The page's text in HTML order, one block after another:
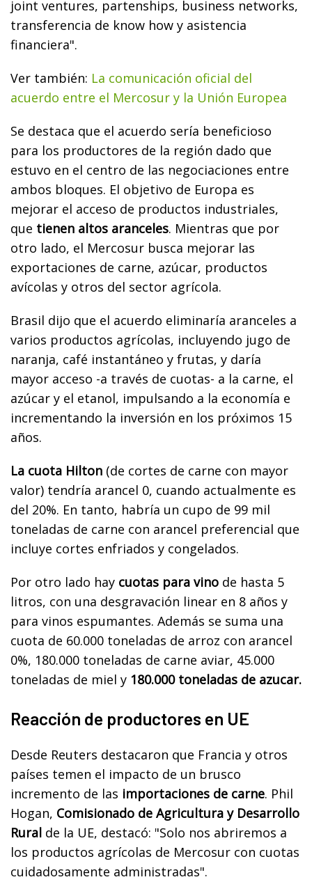
joint ventures, partenships, business networks,
transferencia de know how y asistencia
financiera".
Ver también: La comunicación oficial del
acuerdo entre el Mercosur y la Unión Europea
Se destaca que el acuerdo sería beneficioso
para los productores de la región dado que
estuvo en el centro de las negociaciones entre
ambos bloques. El objetivo de Europa es
mejorar el acceso de productos industriales,
que tienen altos aranceles. Mientras que por
otro lado, el Mercosur busca mejorar las
exportaciones de carne, azúcar, productos
avícolas y otros del sector agrícola.
Brasil dijo que el acuerdo eliminaría aranceles a
varios productos agrícolas, incluyendo jugo de
naranja, café instantáneo y frutas, y daría
mayor acceso -a través de cuotas- a la carne, el
azúcar y el etanol, impulsando a la economía e
incrementando la inversión en los próximos 15
años.
La cuota Hilton (de cortes de carne con mayor
valor) tendría arancel 0, cuando actualmente es
del 20%. En tanto, habría un cupo de 99 mil
toneladas de carne con arancel preferencial que
incluye cortes enfriados y congelados.
Por otro lado hay cuotas para vino de hasta 5
litros, con una desgravación linear en 8 años y
para vinos espumantes. Además se suma una
cuota de 60.000 toneladas de arroz con arancel
0%, 180.000 toneladas de carne aviar, 45.000
toneladas de miel y 180.000 toneladas de azucar.
Reacción de productores en UE
Desde Reuters destacaron que Francia y otros
países temen el impacto de un brusco
incremento de las importaciones de carne. Phil
Hogan, Comisionado de Agricultura y Desarrollo
Rural de la UE, destacó: "Solo nos abriremos a
los productos agrícolas de Mercosur con cuotas
cuidadosamente administradas".